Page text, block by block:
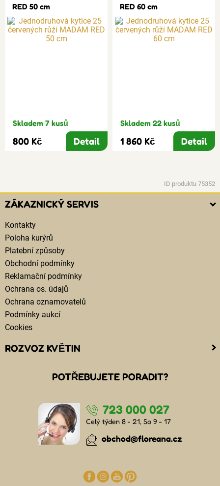
RED 50 cm
Skladem 7 kusů
800 Kč Detail
RED 60 cm
Skladem 22 kusů
1 860 Kč Detail
ID produktu 75352
ZÁKAZNICKÝ SERVIS
Kontakty
Poloha kurýrů
Platební způsoby
Obchodní podmínky
Reklamační podmínky
Ochrana os. údajů
Ochrana oznamovatelů
Podmínky aukcí
Cookies
ROZVOZ KVĚTIN
Kam doručujeme květiny
Cena za doručení květin
Doručení květin sledujete online
Kdo jsou lidé, kteří doručují kytice
Odkud květiny doručujeme
POTŘEBUJETE PORADIT?
723 000 027
Celý týden 8 - 21, So 9 - 17
obchod@floreana.cz